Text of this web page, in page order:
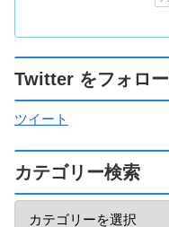
Twitter をフォロー
ツイート
カテゴリー検索